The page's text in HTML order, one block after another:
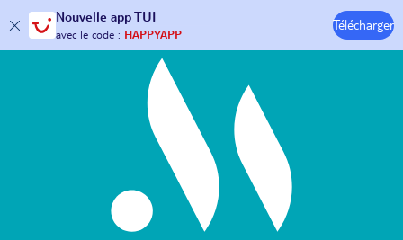
Nouvelle app TUI
30€ offerts*sur votrevoyage !
avec le code :HAPPYAPP
Télécharger
Hôtels & Clubs